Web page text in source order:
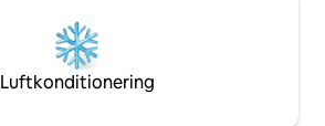
Luftkonditionering